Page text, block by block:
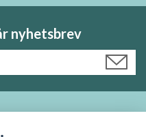
nyhetsbrev